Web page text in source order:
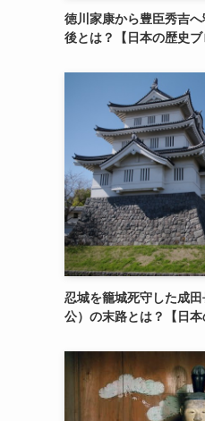
徳川家康から豊臣秀吉
後とは？【日本の歴史ブ
忍城を籠城死守した成
公）の末路とは？【日本